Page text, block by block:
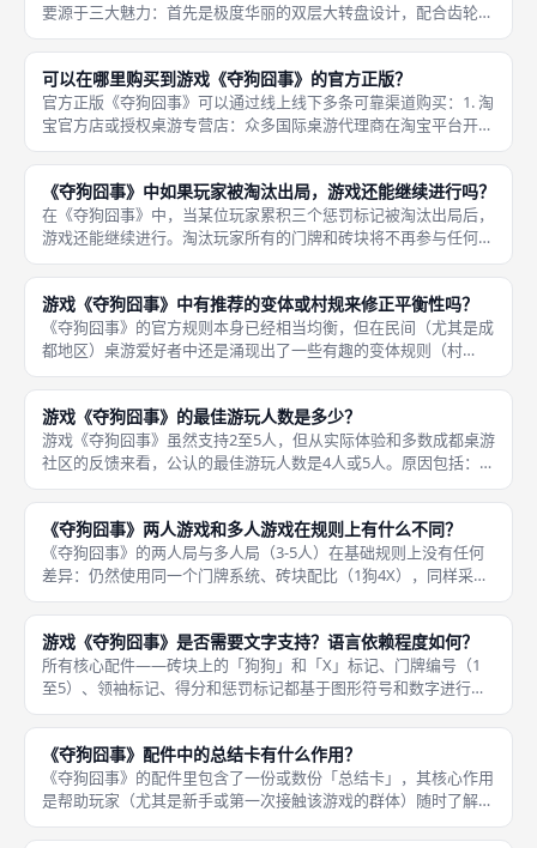
要源于三大魅力：首先是极度华丽的双层大转盘设计，配合齿轮与
米宝配件，每次转动都像是在拨动真正的中世纪时钟，视觉冲击力
极强。《布拉格天文钟》是2025年德国埃森桌游展的人气爆款，
BGG
可以在哪里购买到游戏《夺狗囧事》的官方正版？
官方正版《夺狗囧事》可以通过线上线下多条可靠渠道购买：1. 淘
宝官方店或授权桌游专营店：众多国际桌游代理商在淘宝平台开设
有官方店铺，例如搜索「Oink Games 夺狗囧事」、「夺狗囧事正
版」等关键词，可以找到正品玩家店，并参考购买评价辨别
《夺狗囧事》中如果玩家被淘汰出局，游戏还能继续进行吗？
在《夺狗囧事》中，当某位玩家累积三个惩罚标记被淘汰出局后，
游戏还能继续进行。淘汰玩家所有的门牌和砖块将不再参与任何剩
余的搜查和指证行动，游戏只在剩下的活着的玩家之间继续进行。
在剩余玩家少于三人（即仅剩两人）的情况下，游戏也不会立即结
束，只
游戏《夺狗囧事》中有推荐的变体或村规来修正平衡性吗？
《夺狗囧事》的官方规则本身已经相当均衡，但在民间（尤其是成
都地区）桌游爱好者中还是涌现出了一些有趣的变体规则（村
规），部分规则用于调整节奏或平衡体验：1. 「领袖连续权限制」
变体：规定一名玩家不能连续两轮成为领袖，必须至少让其他玩家
中间接过
游戏《夺狗囧事》的最佳游玩人数是多少？
游戏《夺狗囧事》虽然支持2至5人，但从实际体验和多数成都桌游
社区的反馈来看，公认的最佳游玩人数是4人或5人。原因包括：1.
博弈链条完整。2. 指证风险变化多元。 在4-5人局中，每个表态环
节拥有更多不同立场的人，他们会出于各自保护狗的目的
《夺狗囧事》两人游戏和多人游戏在规则上有什么不同？
《夺狗囧事》的两人局与多人局（3-5人）在基础规则上没有任何
差异：仍然使用同一个门牌系统、砖块配比（1狗4X），同样采用
「赞同」「加注」「反对」「指证」四种行动，也遵循相同的得分
和惩罚规则。因为你只有一名对手，他的所有谎言和误导更容易被
你全
游戏《夺狗囧事》是否需要文字支持？语言依赖程度如何？
所有核心配件——砖块上的「狗狗」和「X」标记、门牌编号（1
至5）、领袖标记、得分和惩罚标记都基于图形符号和数字进行表
达，不包含任何必须理解的语言文本。《夺狗囧事》是一款零文字
依赖的桌游，几乎不需要任何阅读支持，语言依赖程度非常低。
因此无论
《夺狗囧事》配件中的总结卡有什么作用？
《夺狗囧事》的配件里包含了一份或数份「总结卡」，其核心作用
是帮助玩家（尤其是新手或第一次接触该游戏的群体）随时了解行
动流程和规则要点，不必频繁翻阅厚说明书。1. 四种行动选项——